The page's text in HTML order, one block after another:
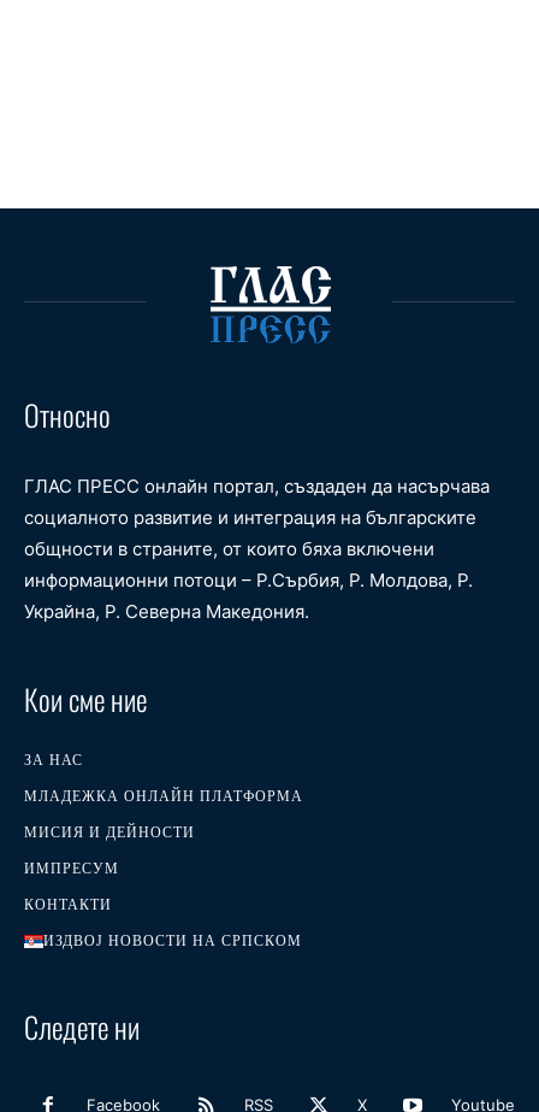
Относно
ГЛАС ПРЕСС онлайн портал, създаден да насърчава
социалното развитие и интеграция на българските
общности в страните, от които бяха включени
информационни потоци – Р.Сърбия, Р. Молдова, Р.
Украйна, Р. Северна Македония.
Кои сме ние
ЗА НАС
МЛАДЕЖКА ОНЛАЙН ПЛАТФОРМА
МИСИЯ И ДЕЙНОСТИ
ИМПРЕСУМ
КОНТАКТИ
ИЗДВОЈ НОВОСТИ НА СРПСКОМ
Следете ни
Facebook RSS X Youtube